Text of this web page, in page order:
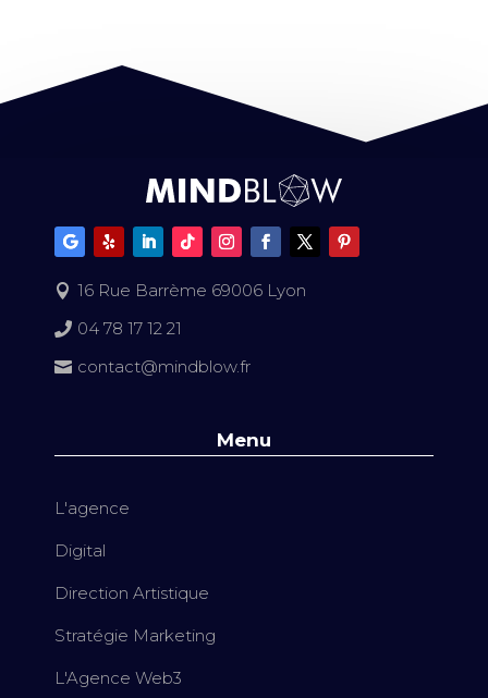
 16 Rue Barrème 69006 Lyon
 04 78 17 12 21
 contact@mindblow.fr
Menu
L'agence
Digital
Direction Artistique
Stratégie Marketing
L'Agence Web3